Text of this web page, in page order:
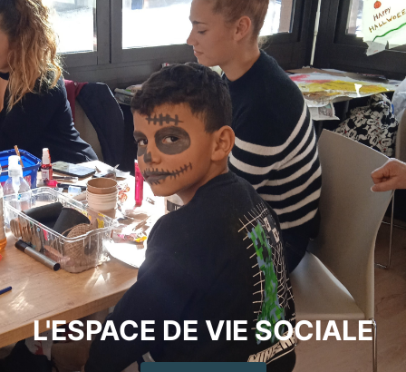
L'ESPACE DE VIE SOCIALE